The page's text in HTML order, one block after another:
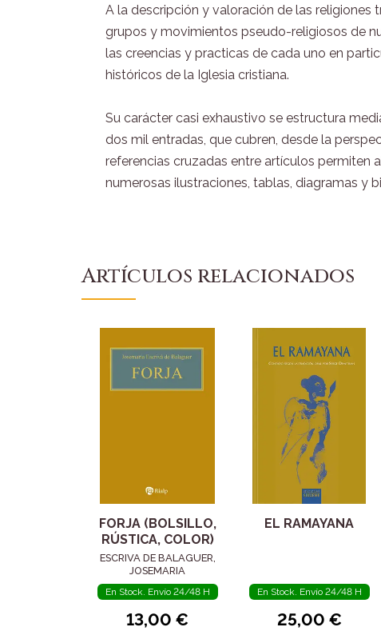
A la descripción y valoración de las
grupos y movimientos pseudo-religiosos de
las creencias y practicas de cada uno en
históricos de la Iglesia cristiana.
Su carácter casi exhaustivo se estructura
dos mil entradas, que cubren, desde la
referencias cruzadas entre artículos permiten
numerosas ilustraciones, tablas, diagramas y
Artículos relacionados
FORJA (BOLSILLO,
RÚSTICA, COLOR)
ESCRIVA DE BALAGUER,
JOSEMARIA
En Stock. Envío 24/48 H
13,00 €
EL RAMAYANA
En Stock. Envío 24/48 H
25,00 €